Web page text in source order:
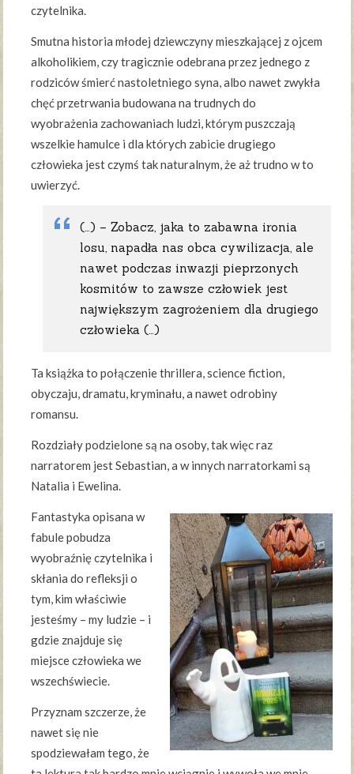
czytelnika.
Smutna historia młodej dziewczyny mieszkającej z ojcem
alkoholikiem, czy tragicznie odebrana przez jednego z
rodziców śmierć nastoletniego syna, albo nawet zwykła
chęć przetrwania budowana na trudnych do
wyobrażenia zachowaniach ludzi, którym puszczają
wszelkie hamulce i dla których zabicie drugiego
człowieka jest czymś tak naturalnym, że aż trudno w to
uwierzyć.
(…) – Zobacz, jaka to zabawna ironia
losu, napadła nas obca cywilizacja, ale
nawet podczas inwazji pieprzonych
kosmitów to zawsze człowiek jest
największym zagrożeniem dla drugiego
człowieka (…)
Ta książka to połączenie thrillera, science fiction,
obyczaju, dramatu, kryminału, a nawet odrobiny
romansu.
Rozdziały podzielone są na osoby, tak więc raz
narratorem jest Sebastian, a w innych narratorkami są
Natalia i Ewelina.
Fantastyka opisana w
fabule pobudza
wyobraźnię czytelnika i
skłania do refleksji o
tym, kim właściwie
jesteśmy – my ludzie – i
gdzie znajduje się
miejsce człowieka we
wszechświecie.
Przyznam szczerze, że
nawet się nie
spodziewałam tego, że